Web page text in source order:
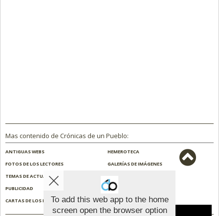
Mas contenido de Crónicas de un Pueblo:
ANTIGUAS WEBS
HEMEROTECA
FOTOS DE LOS LECTORES
GALERÍAS DE IMÁGENES
TEMAS DE ACTUALIDAD
PUBLICIDAD
CONTACTO
CARTAS DE LOS LECTORES
ENCUESTAS
To add this web app to the home
screen open the browser option
Aviso sobre el Uso de cookies: